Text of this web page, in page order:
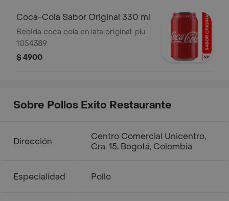
Coca-Cola Sabor Original 330 ml
Bebida coca cola en lata original. plu:
1054389.
$ 4900
Sobre Pollos Exito Restaurante
Dirección
Centro Comercial Unicentro,
Cra. 15, Bogotá, Colombia
Especialidad Pollo